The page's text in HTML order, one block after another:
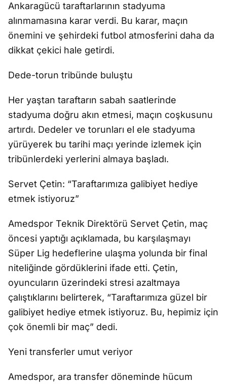
Ankaragücü taraftarlarının stadyuma
alınmamasına karar verdi. Bu karar, maçın
önemini ve şehirdeki futbol atmosferini daha da
dikkat çekici hale getirdi.
Dede-torun tribünde buluştu
Her yaştan taraftarın sabah saatlerinde
stadyuma doğru akın etmesi, maçın coşkusunu
artırdı. Dedeler ve torunları el ele stadyuma
yürüyerek bu tarihi maçı yerinde izlemek için
tribünlerdeki yerlerini almaya başladı.
Servet Çetin: “Taraftarımıza galibiyet hediye
etmek istiyoruz”
Amedspor Teknik Direktörü Servet Çetin, maç
öncesi yaptığı açıklamada, bu karşılaşmayı
Süper Lig hedeflerine ulaşma yolunda bir final
niteliğinde gördüklerini ifade etti. Çetin,
oyuncuların üzerindeki stresi azaltmaya
çalıştıklarını belirterek, “Taraftarımıza güzel bir
galibiyet hediye etmek istiyoruz. Bu, hepimiz için
çok önemli bir maç” dedi.
Yeni transferler umut veriyor
Amedspor, ara transfer döneminde hücum